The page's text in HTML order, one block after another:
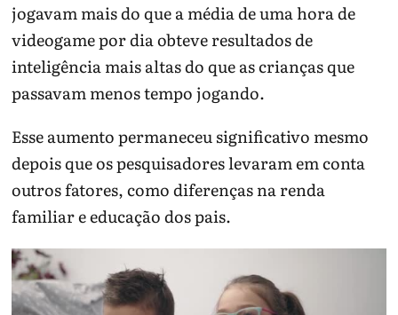
jogavam mais do que a média de uma hora de
videogame por dia obteve resultados de
inteligência mais altas do que as crianças que
passavam menos tempo jogando.
Esse aumento permaneceu significativo mesmo
depois que os pesquisadores levaram em conta
outros fatores, como diferenças na renda
familiar e educação dos pais.